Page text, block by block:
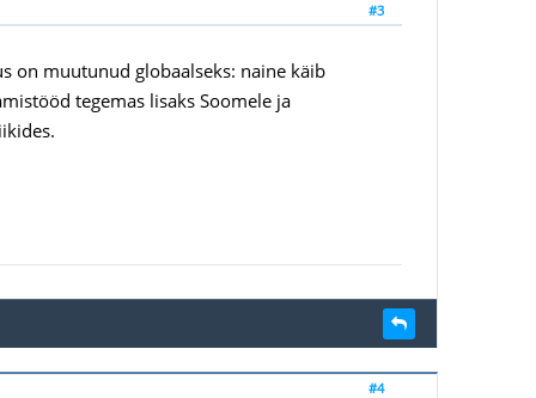
#3
on muutunud globaalseks: naine käib
tegemas lisaks Soomele ja
#4